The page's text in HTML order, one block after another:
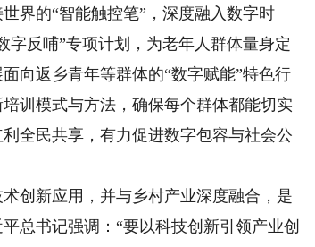
界的“智能触控笔”，深度融入数字时
反哺”专项计划，为老年人群体量身定
向返乡青年等群体的“数字赋能”特色行
训模式与方法，确保每个群体都能切实
全民共享，有力促进数字包容与社会公
新应用，并与乡村产业深度融合，是
总书记强调：“要以科技创新引领产业创